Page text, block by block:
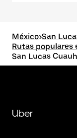
México>San
Rutas populares
San Lucas
Uber